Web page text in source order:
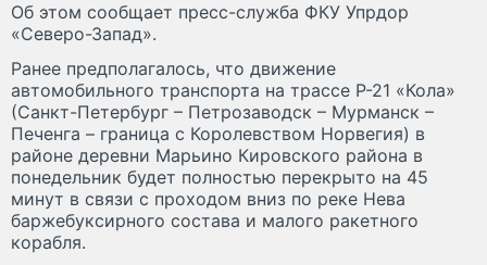
Об этом сообщает пресс-служба ФКУ Упрдор
«Северо-Запад».
Ранее предполагалось, что движение
автомобильного транспорта на трассе Р-21 «Кола»
(Санкт-Петербург – Петрозаводск – Мурманск –
Печенга – граница с Королевством Норвегия) в
районе деревни Марьино Кировского района в
понедельник будет полностью перекрыто на 45
минут в связи с проходом вниз по реке Нева
баржебуксирного состава и малого ракетного
корабля.